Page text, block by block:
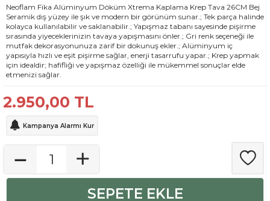
Neoflam Fika Alüminyum Döküm Xtrema Kaplama Krep Tava 26CM Bej
Seramik dış yüzey ile şık ve modern bir görünüm sunar.; Tek parça halinde
kolayca kullanılabilir ve saklanabilir.; Yapışmaz tabanı sayesinde pişirme
sırasında yiyeceklerinizin tavaya yapışmasını önler.; Gri renk seçeneği ile
mutfak dekorasyonunuza zarif bir dokunuş ekler.; Alüminyum iç
yapısıyla hızlı ve eşit pişirme sağlar, enerji tasarrufu yapar.; Krep yapmak
için idealdir; hafifliği ve yapışmaz özelliği ile mükemmel sonuçlar elde
etmenizi sağlar.
2.950,00 TL
Kampanya Alarmı Kur
SEPETE EKLE